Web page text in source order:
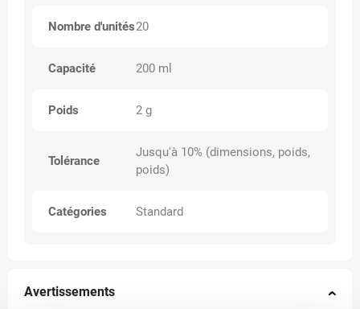
Nombre d'unités20
Capacité 200 ml
Poids 2 g
Tolérance
Jusqu'à 10% (dimensions, poids,
poids)
Catégories Standard
Avertissements